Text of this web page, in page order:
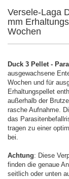
Versele-Laga
mm
Wochen
Duck 3 Pellet -
ausgewachsene
Wochen und für
Erhaltungspellet
außerhalb der
rasche Aufnahme.
das
tragen zu einer
bei.
Achtung: Diese
finden die genaue
seitlich oder unten